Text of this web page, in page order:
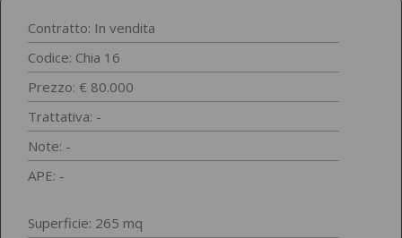
Contratto: In vendita
Codice: Chia 16
Prezzo: € 80.000
Trattativa: -
Note: -
APE: -
Superficie: 265 mq